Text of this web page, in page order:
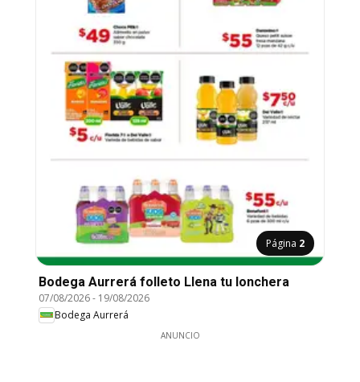
Página 2
Bodega Aurrerá folleto Llena tu lonchera
07/08/2026- 19/08/2026
Bodega Aurrerá
ANUNCIO